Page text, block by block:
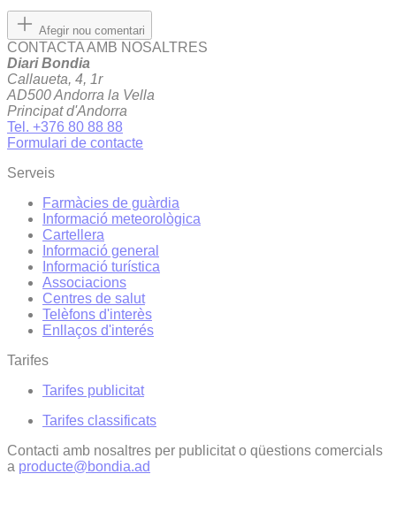
Afegir nou comentari
CONTACTA AMB NOSALTRES
Diari Bondia
Callaueta, 4, 1r
AD500 Andorra la Vella
Principat d'Andorra
Tel. +376 80 88 88
Formulari de contacte
Serveis
Farmàcies de guàrdia
Informació meteorològica
Cartellera
Informació general
Informació turística
Associacions
Centres de salut
Telèfons d'interès
Enllaços d'interés
Tarifes
Tarifes publicitat
Tarifes classificats
Contacti amb nosaltres per publicitat o qüestions comercials
a producte@bondia.ad